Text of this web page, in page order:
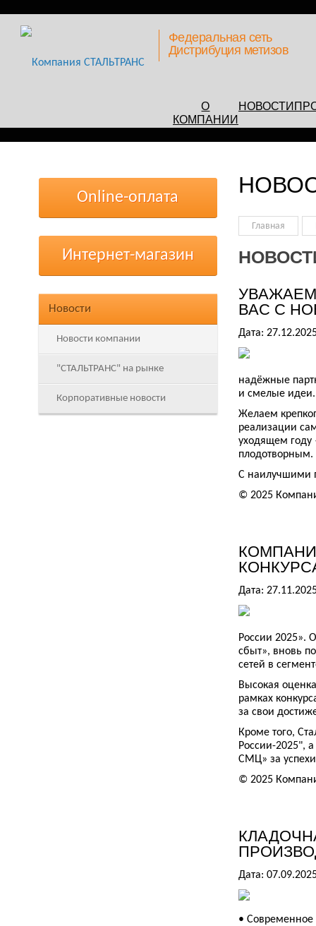
Федеральная сеть
Дистрибуция метизов
О
КОМПАНИИ
НОВОСТИ
Online-оплата
Интернет-магазин
Новости
Новости компании
"СТАЛЬТРАНС" на рынке
Корпоративные новости
Главная
ВАС С
Дата:
надёжные
и смелые идеи.
Желаем
реализации
уходящем году
плодотворным.
С наилучшими
© 2025
Дата:
России 2025».
сбыт», вновь
сетей в
Высокая
рамках
за свои
Кроме того,
России-2025",
СМЦ» за
© 2025
Дата:
• Современное